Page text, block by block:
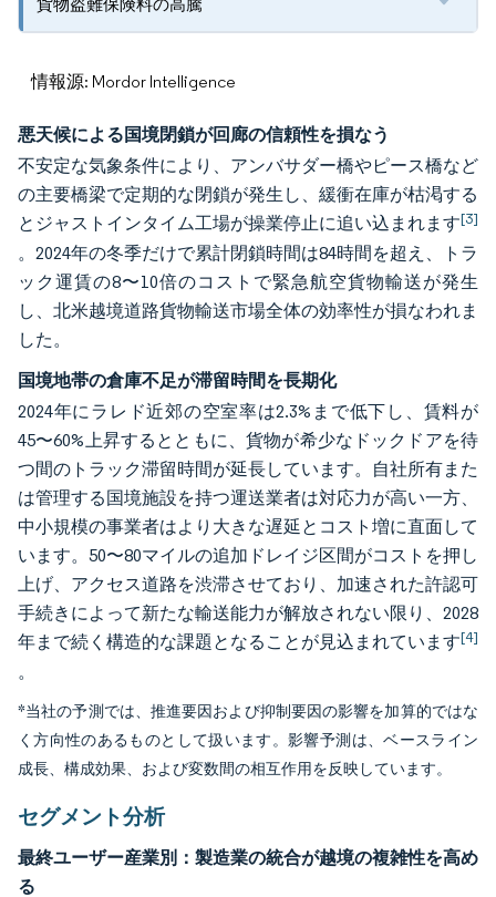
貨物盗難保険料の高騰
情報源: Mordor Intelligence
悪天候による国境閉鎖が回廊の信頼性を損なう
不安定な気象条件により、アンバサダー橋やピース橋など
の主要橋梁で定期的な閉鎖が発生し、緩衝在庫が枯渇する
とジャストインタイム工場が操業停止に追い込まれます[3]
。2024年の冬季だけで累計閉鎖時間は84時間を超え、トラ
ック運賃の8〜10倍のコストで緊急航空貨物輸送が発生
し、北米越境道路貨物輸送市場全体の効率性が損なわれま
した。
国境地帯の倉庫不足が滞留時間を長期化
2024年にラレド近郊の空室率は2.3%まで低下し、賃料が
45〜60%上昇するとともに、貨物が希少なドックドアを待
つ間のトラック滞留時間が延長しています。自社所有また
は管理する国境施設を持つ運送業者は対応力が高い一方、
中小規模の事業者はより大きな遅延とコスト増に直面して
います。50〜80マイルの追加ドレイジ区間がコストを押し
上げ、アクセス道路を渋滞させており、加速された許認可
手続きによって新たな輸送能力が解放されない限り、2028
年まで続く構造的な課題となることが見込まれています[4]
。
*当社の予測では、推進要因および抑制要因の影響を加算的ではな
く方向性のあるものとして扱います。影響予測は、ベースライン
成長、構成効果、および変数間の相互作用を反映しています。
セグメント分析
最終ユーザー産業別：製造業の統合が越境の複雑性を高め
る